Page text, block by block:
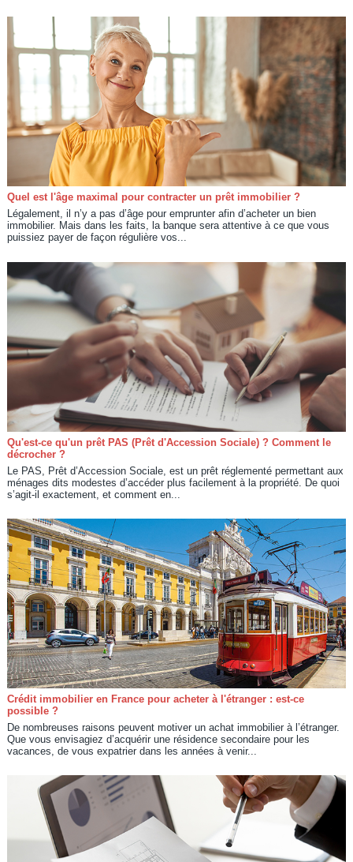
Quel est l'âge maximal pour contracter un prêt immobilier ?
Légalement, il n’y a pas d’âge pour emprunter afin d’acheter un bien
immobilier. Mais dans les faits, la banque sera attentive à ce que vous
puissiez payer de façon régulière vos...
Qu'est-ce qu'un prêt PAS (Prêt d'Accession Sociale) ? Comment le
décrocher ?
Le PAS, Prêt d’Accession Sociale, est un prêt réglementé permettant aux
ménages dits modestes d’accéder plus facilement à la propriété. De quoi
s’agit-il exactement, et comment en...
Crédit immobilier en France pour acheter à l'étranger : est-ce
possible ?
De nombreuses raisons peuvent motiver un achat immobilier à l’étranger.
Que vous envisagiez d’acquérir une résidence secondaire pour les
vacances, de vous expatrier dans les années à venir...